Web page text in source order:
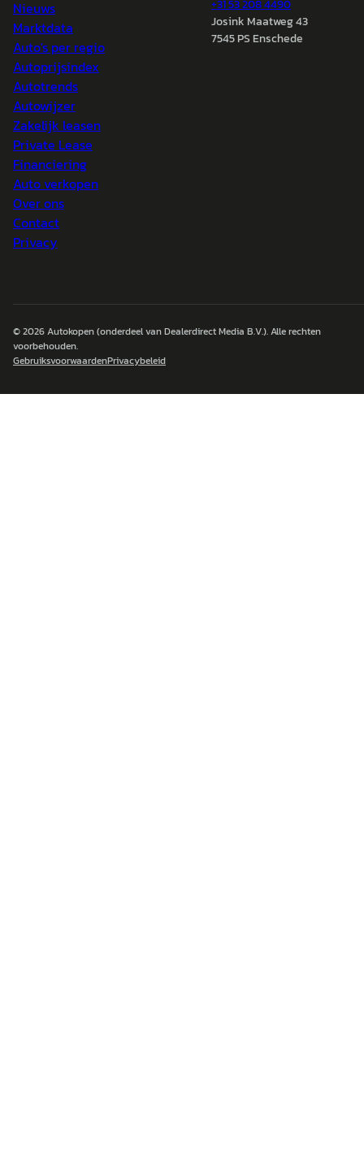
Nieuws
Marktdata
Auto's per regio
Autoprijsindex
Autotrends
Autowijzer
Zakelijk leasen
Private Lease
Financiering
Auto verkopen
Over ons
Contact
Privacy
+31 53 208 4490
Josink Maatweg 43
7545 PS Enschede
© 2026Autokopen(onderdeel van Dealerdirect Media B.V.). Alle rechten
voorbehouden.
GebruiksvoorwaardenPrivacybeleid